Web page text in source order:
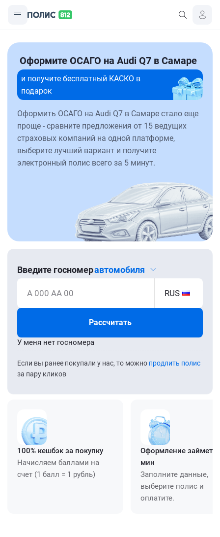
Оформите ОСАГО на Audi Q7 в Самаре
и получите бесплатный КАСКО в
подарок
Оформить ОСАГО на Audi Q7 в Самаре стало еще
проще - сравните предложения от 15 ведущих
страховых компаний на одной платформе,
выберите лучший вариант и получите
электронный полис всего за 5 минут.
Введите госномеравтомобиля
А 000 АА 00 RUS
Рассчитать
Если вы ранее покупали у нас, то можно продлить полис
за пару кликов
У меня нет госномера
100% кешбэк за покупку
Начисляем баллами на
счет (1 балл = 1 рубль)
Оформление займет
мин
Заполните данные,
выберите полис и
оплатите.